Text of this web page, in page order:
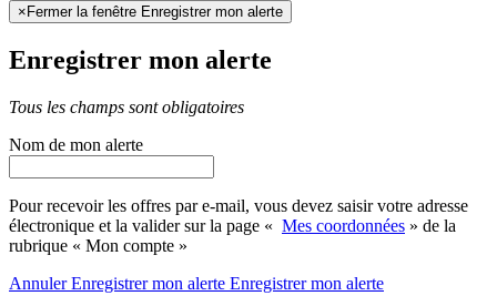
× Fermer la fenêtre Enregistrer mon alerte
Enregistrer mon alerte
Tous les champs sont obligatoires
Nom de mon alerte
Pour recevoir les offres par e-mail, vous devez saisir votre adresse
électronique et la valider sur la page « Mes coordonnées » de la
rubrique « Mon compte »
AnnulerEnregistrer mon alerte Enregistrermon alerte